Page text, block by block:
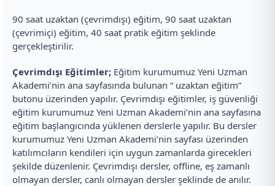
90 saat uzaktan (çevrimdışı) eğitim, 90 saat uzaktan
(çevrimiçi) eğitim, 40 saat pratik eğitim şeklinde
gerçekleştirilir.
Çevrimdışı Eğitimler; Eğitim kurumumuz Yeni Uzman
Akademi’nin ana sayfasında bulunan “ uzaktan eğitim”
butonu üzerinden yapılır. Çevrimdışı eğitimler, iş güvenliği
eğitim kurumumuz Yeni Uzman Akademi’nin ana sayfasına
eğitim başlangıcında yüklenen derslerle yapılır. Bu dersler
kurumumuz Yeni Uzman Akademi’nin sayfası üzerinden
katılımcıların kendileri için uygun zamanlarda girecekleri
şekilde düzenlenir. Çevrimdışı dersler, offline, eş zamanlı
olmayan dersler, canlı olmayan dersler şeklinde de anılır.